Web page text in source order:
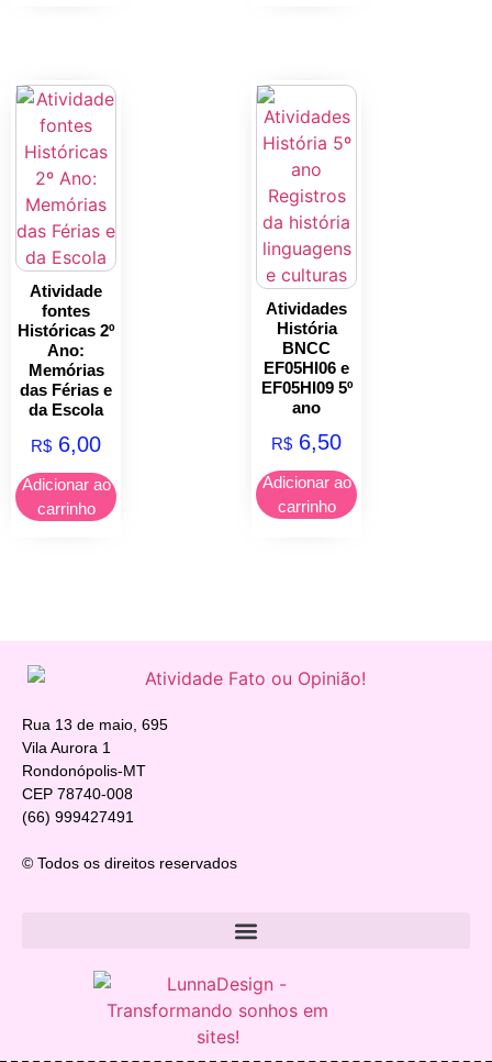
Atividade
fontes
Históricas 2º
Ano:
Memórias
das Férias e
da Escola
R$ 6,00
Adicionar ao
carrinho
Atividades
História
BNCC
EF05HI06 e
EF05HI09 5º
ano
R$ 6,50
Adicionar ao
carrinho
Rua 13 de maio, 695
Vila Aurora 1
Rondonópolis-MT
CEP 78740-008
(66) 999427491
© Todos os direitos reservados